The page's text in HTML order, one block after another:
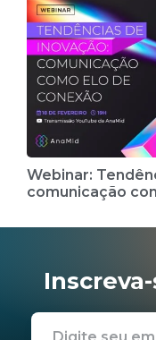
Webinar:
comunicação